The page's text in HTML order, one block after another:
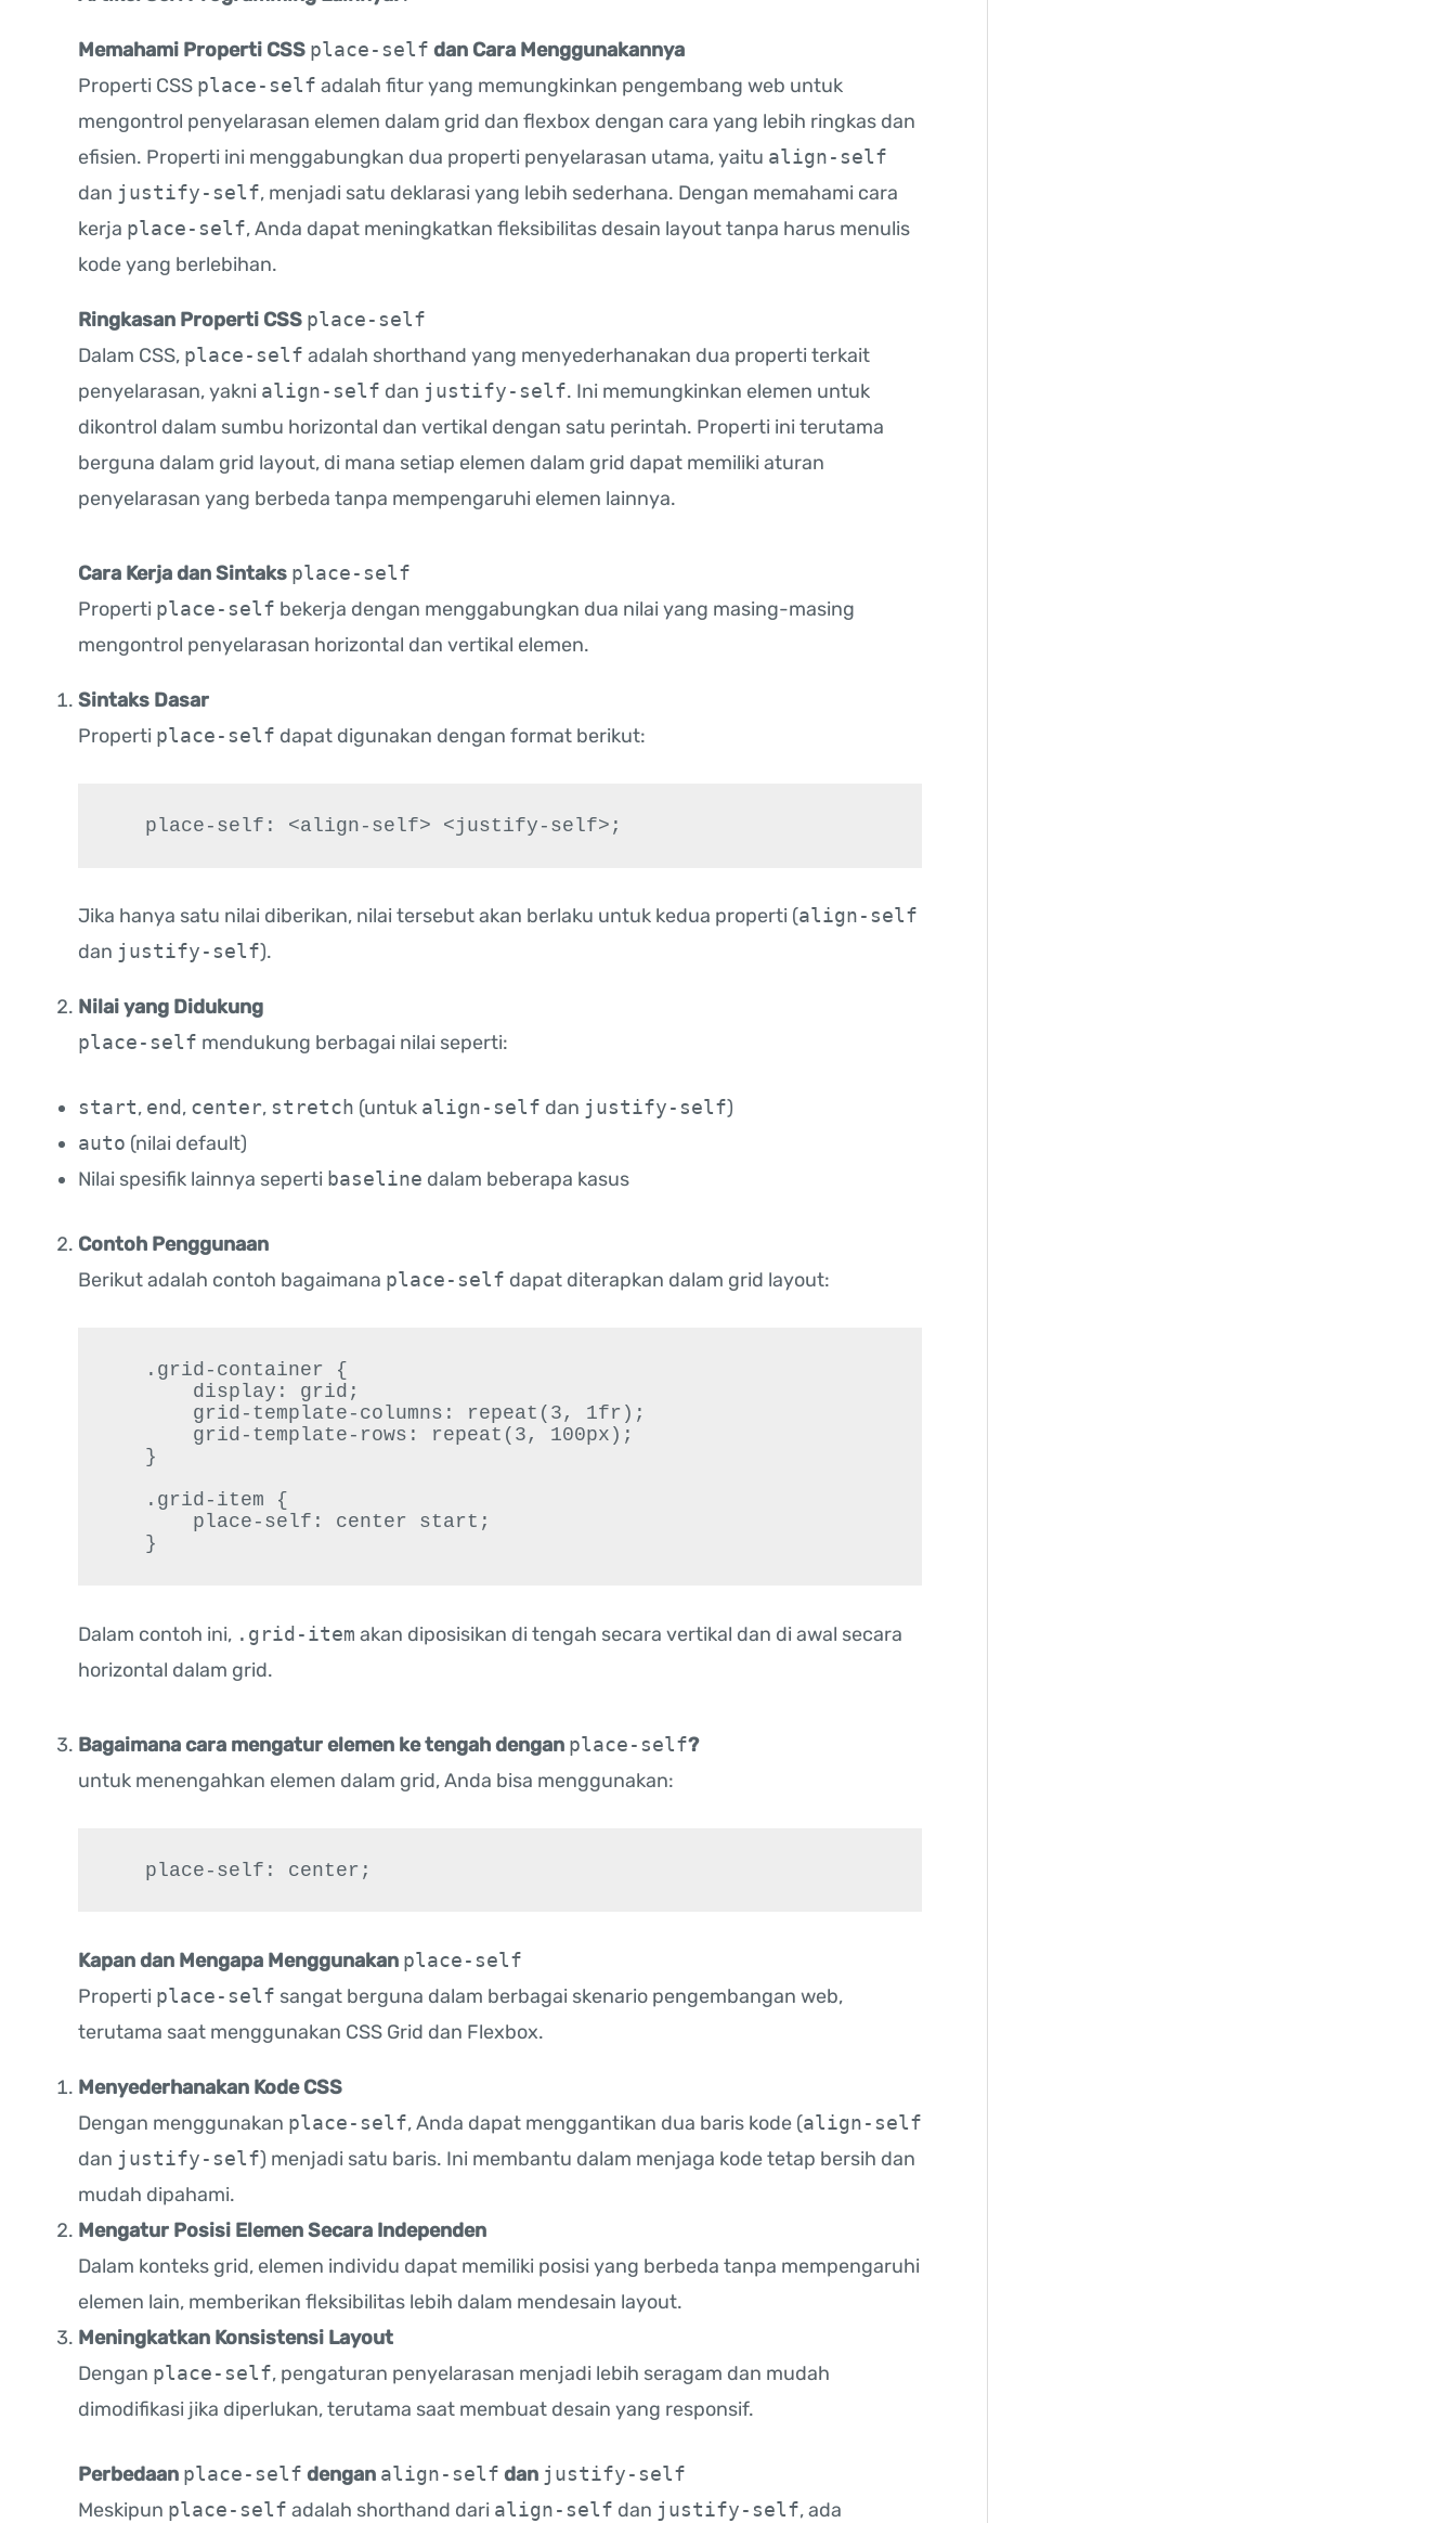
Memahami Properti CSS place-self dan Cara Menggunakannya
Properti CSS place-self adalah fitur yang memungkinkan pengembang web untuk
mengontrol penyelarasan elemen dalam grid dan flexbox dengan cara yang lebih ringkas dan
efisien. Properti ini menggabungkan dua properti penyelarasan utama, yaitu align-self
dan justify-self, menjadi satu deklarasi yang lebih sederhana. Dengan memahami cara
kerja place-self, Anda dapat meningkatkan fleksibilitas desain layout tanpa harus menulis
kode yang berlebihan.
Ringkasan Properti CSS place-self
Dalam CSS, place-self adalah shorthand yang menyederhanakan dua properti terkait
penyelarasan, yakni align-self dan justify-self. Ini memungkinkan elemen untuk
dikontrol dalam sumbu horizontal dan vertikal dengan satu perintah. Properti ini terutama
berguna dalam grid layout, di mana setiap elemen dalam grid dapat memiliki aturan
penyelarasan yang berbeda tanpa mempengaruhi elemen lainnya.
Cara Kerja dan Sintaks place-self
Properti place-self bekerja dengan menggabungkan dua nilai yang masing-masing
mengontrol penyelarasan horizontal dan vertikal elemen.
Sintaks Dasar
Properti place-self dapat digunakan dengan format berikut:
   place-self: <align-self> <justify-self>;
Jika hanya satu nilai diberikan, nilai tersebut akan berlaku untuk kedua properti (align-self
dan justify-self).
Nilai yang Didukung
place-self mendukung berbagai nilai seperti:
start, end, center, stretch (untuk align-self dan justify-self)
auto (nilai default)
Nilai spesifik lainnya seperti baseline dalam beberapa kasus
Contoh Penggunaan
Berikut adalah contoh bagaimana place-self dapat diterapkan dalam grid layout:
   }
Dalam contoh ini, .grid-item akan diposisikan di tengah secara vertikal dan di awal secara
horizontal dalam grid.
Bagaimana cara mengatur elemen ke tengah dengan place-self?
untuk menengahkan elemen dalam grid, Anda bisa menggunakan:
   place-self: center;
Kapan dan Mengapa Menggunakan place-self
Properti place-self sangat berguna dalam berbagai skenario pengembangan web,
terutama saat menggunakan CSS Grid dan Flexbox.
Menyederhanakan Kode CSS
Dengan menggunakan place-self, Anda dapat menggantikan dua baris kode (align-self
dan justify-self) menjadi satu baris. Ini membantu dalam menjaga kode tetap bersih dan
mudah dipahami.
Mengatur Posisi Elemen Secara Independen
Dalam konteks grid, elemen individu dapat memiliki posisi yang berbeda tanpa mempengaruhi
elemen lain, memberikan fleksibilitas lebih dalam mendesain layout.
Meningkatkan Konsistensi Layout
Dengan place-self, pengaturan penyelarasan menjadi lebih seragam dan mudah
dimodifikasi jika diperlukan, terutama saat membuat desain yang responsif.
Perbedaan place-self dengan align-self dan justify-self
Meskipun place-self adalah shorthand dari align-self dan justify-self, ada